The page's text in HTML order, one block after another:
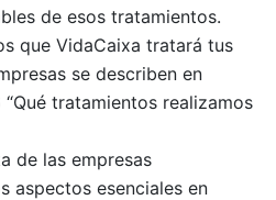
de esos tratamientos.
que VidaCaixa tratará tus
se describen en
tratamientos realizamos
de las empresas
aspectos esenciales en